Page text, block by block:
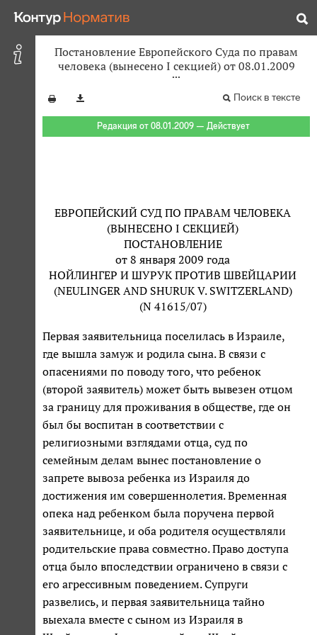
Постановление Европейского Суда по правам
человека (вынесено I секцией) от 08.01.2009
Поиск в тексте
Редакция от 08.01.2009 — Действует
ЕВРОПЕЙСКИЙ СУД ПО ПРАВАМ ЧЕЛОВЕКА
(ВЫНЕСЕНО I СЕКЦИЕЙ)
ПОСТАНОВЛЕНИЕ
от 8 января 2009 года
НОЙЛИНГЕР И ШУРУК ПРОТИВ ШВЕЙЦАРИИ
(NEULINGER AND SHURUK V. SWITZERLAND)
(N 41615/07)
Первая заявительница поселилась в Израиле,
где вышла замуж и родила сына. В связи с
опасениями по поводу того, что ребенок
(второй заявитель) может быть вывезен отцом
за границу для проживания в обществе, где он
был бы воспитан в соответствии с
религиозными взглядами отца, суд по
семейным делам вынес постановление о
запрете вывоза ребенка из Израиля до
достижения им совершеннолетия. Временная
опека над ребенком была поручена первой
заявительнице, и оба родителя осуществляли
родительские права совместно. Право доступа
отца было впоследствии ограничено в связи с
его агрессивным поведением. Супруги
развелись, и первая заявительница тайно
выехала вместе с сыном из Израиля в